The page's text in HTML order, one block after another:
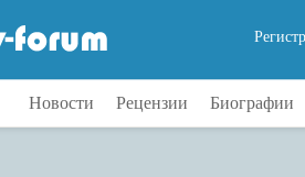
Новости Рецензии Биографии